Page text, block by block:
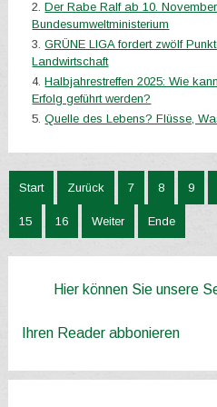
Der Rabe Ralf ab 10.
Bundesumweltministerium
GRÜNE LIGA fordert zwölf
Landwirtschaft
Halbjahrestreffen 2025: Wie
Erfolg geführt werden?
Quelle des Lebens? Flüsse,
Start Zurück 7 8 9
15 16 Weiter Ende
Hier können Sie unsere
Ihren Reader abbonieren